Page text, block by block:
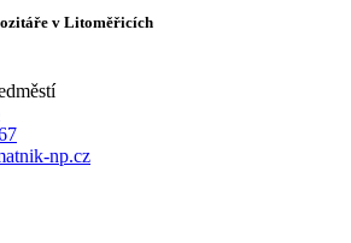
v Litoměřicích
np.cz